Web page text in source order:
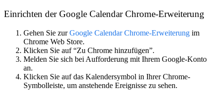
Einrichten der Google Calendar Chrome-Erweiterung
Gehen Sie zurGoogle Calendar Chrome-Erweiterung im
Chrome Web Store.
Klicken Sie auf “Zu Chrome hinzufügen”.
Melden Sie sich bei Aufforderung mit Ihrem Google-Konto
an.
Klicken Sie auf das Kalendersymbol in Ihrer Chrome-
Symbolleiste, um anstehende Ereignisse zu sehen.